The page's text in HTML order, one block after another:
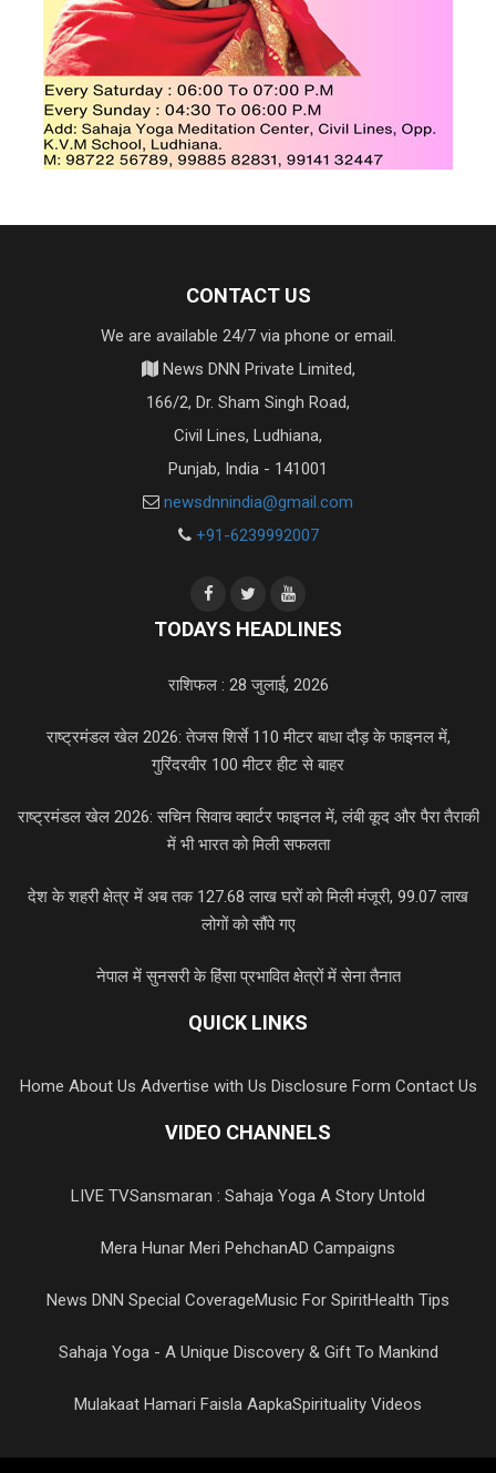
CONTACT US
We are available 24/7 via phone or email.
News DNN Private Limited,
166/2, Dr. Sham Singh Road,
Civil Lines, Ludhiana,
Punjab, India - 141001
newsdnnindia@gmail.com
+91-6239992007
TODAYS HEADLINES
राशिफल : 28 जुलाई, 2026
राष्ट्रमंडल खेल 2026: तेजस शिर्से 110 मीटर बाधा दौड़ के फाइनल में,
गुरिंदरवीर 100 मीटर हीट से बाहर
राष्ट्रमंडल खेल 2026: सचिन सिवाच क्वार्टर फाइनल में, लंबी कूद और पैरा तैराकी
में भी भारत को मिली सफलता
देश के शहरी क्षेत्र में अब तक 127.68 लाख घरों को मिली मंजूरी, 99.07 लाख
लोगों को सौंपे गए
नेपाल में सुनसरी के हिंसा प्रभावित क्षेत्रों में सेना तैनात
QUICK LINKS
Home About Us Advertise with Us Disclosure Form Contact Us
VIDEO CHANNELS
LIVE TVSansmaran : Sahaja Yoga A Story Untold
Mera Hunar Meri PehchanAD Campaigns
News DNN Special CoverageMusic For SpiritHealth Tips
Sahaja Yoga - A Unique Discovery & Gift To Mankind
Mulakaat Hamari Faisla AapkaSpirituality Videos